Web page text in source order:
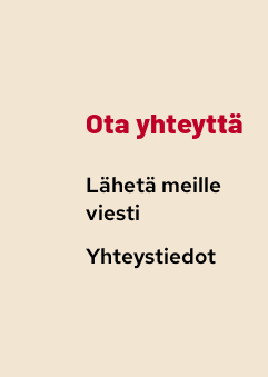
Ota yhteyttä
Lähetä meille
viesti
Yhteystiedot